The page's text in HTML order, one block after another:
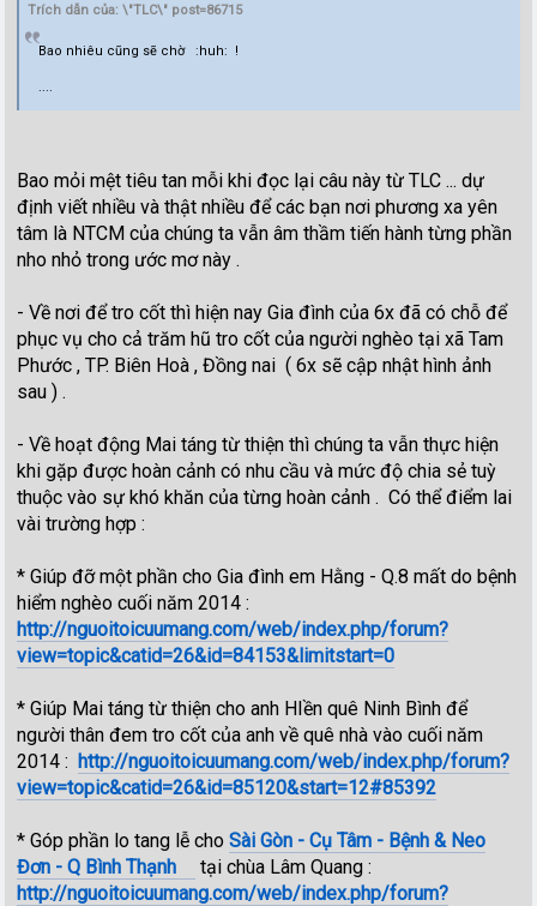
Trích dẫn của: \"TLC\" post=86715
Bao nhiêu cũng sẽ chờ :huh: !
....
Bao mỏi mệt tiêu tan mỗi khi đọc lại câu này từ TLC ... dự
định viết nhiều và thật nhiều để các bạn nơi phương xa yên
tâm là NTCM của chúng ta vẫn âm thầm tiến hành từng phần
nho nhỏ trong ước mơ này .
- Về nơi để tro cốt thì hiện nay Gia đình của 6x đã có chỗ để
phục vụ cho cả trăm hũ tro cốt của người nghèo tại xã Tam
Phước , TP. Biên Hoà , Đồng nai ( 6x sẽ cập nhật hình ảnh
sau ) .
- Về hoạt động Mai táng từ thiện thì chúng ta vẫn thực hiện
khi gặp được hoàn cảnh có nhu cầu và mức độ chia sẻ tuỳ
thuộc vào sự khó khăn của từng hoàn cảnh . Có thể điểm lai
vài trường hợp :
* Giúp đỡ một phần cho Gia đình em Hằng - Q.8 mất do bệnh
hiểm nghèo cuối năm 2014 :
http://nguoitoicuumang.com/web/index.php/forum?
view=topic&catid=26&id=84153&limitstart=0
* Giúp Mai táng từ thiện cho anh HIền quê Ninh Bình để
người thân đem tro cốt của anh về quê nhà vào cuối năm
2014 :http://nguoitoicuumang.com/web/index.php/forum?
view=topic&catid=26&id=85120&start=12#85392
* Góp phần lo tang lễ choSài Gòn - Cụ Tâm - Bệnh & Neo
Đơn - Q Bình Thạnh
tại chùa Lâm Quang :
http://nguoitoicuumang.com/web/index.php/forum?